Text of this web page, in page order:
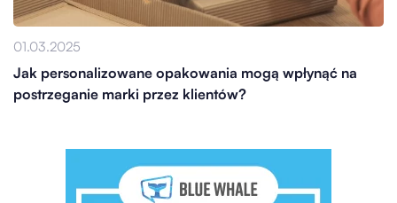
01.03.2025
Jak personalizowane opakowania mogą wpłynąć na
postrzeganie marki przez klientów?